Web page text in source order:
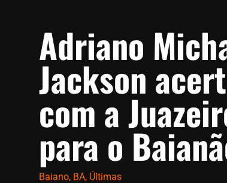
Adriano
Jackson
com a
para o
Baiano, BA, Últimas